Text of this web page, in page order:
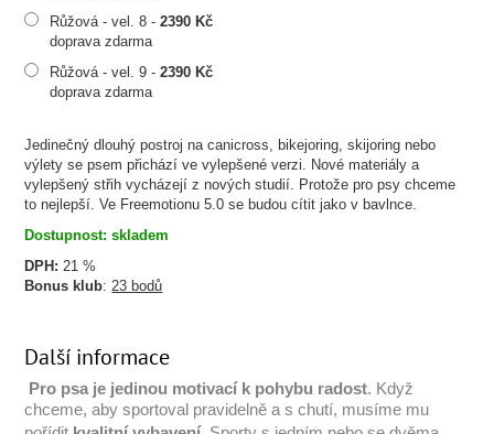
Jedinečný dlouhý postroj na canicross, bikejoring, skijoring nebo
výlety se psem přichází ve vylepšené verzi. Nové materiály a
vylepšený střih vycházejí z nových studií. Protože pro psy chceme
to nejlepší. Ve Freemotionu 5.0 se budou cítit jako v bavlnce.
Dostupnost: skladem
DPH: 21 %
Bonus klub:23 bodů
Růžová - vel. 8 -2390 Kč
doprava zdarma
Růžová - vel. 9 -2390 Kč
doprava zdarma
Další informace
Pro psa je jedinou motivací k pohybu radost. Když
chceme, aby sportoval pravidelně a s chutí, musíme mu